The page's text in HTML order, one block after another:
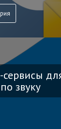
звуку